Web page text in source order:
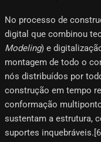
No processo de
digital que combinou
Modeling) e
montagem de todo o
nós distribuídos por
construção em tempo
conformação
sustentam a estrutura,
suportes